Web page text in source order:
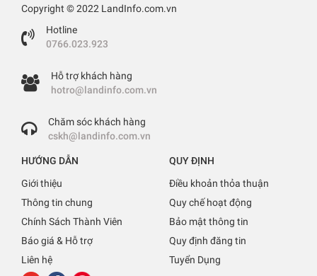
Copyright © 2022 LandInfo.com.vn
Hotline
0766.023.923
Hỗ trợ khách hàng
hotro@landinfo.com.vn
Chăm sóc khách hàng
cskh@landinfo.com.vn
HƯỚNG DẪN
Giới thiệu
Thông tin chung
Chính Sách Thành Viên
Báo giá & Hỗ trợ
Liên hệ
QUY ĐỊNH
Điều khoản thỏa thuận
Quy chế hoạt động
Bảo mật thông tin
Quy định đăng tin
Tuyển Dụng